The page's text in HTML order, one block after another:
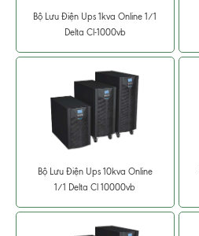
Bộ Lưu Điện Ups 1kva Online 1/1
Delta Cl-1000vb
Bộ Lưu Điện Ups 10kva Online
1/1 Delta Cl 10000vb